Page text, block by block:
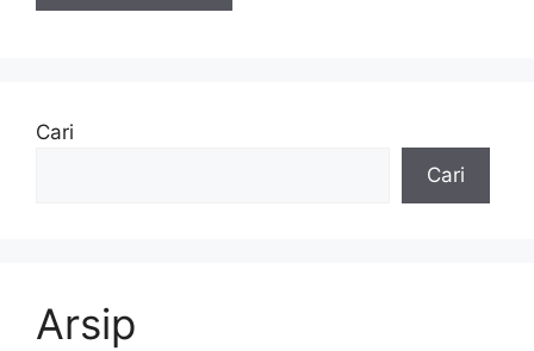
Cari
Cari
Arsip